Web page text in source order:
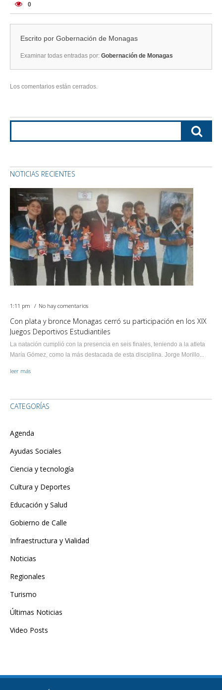
0
Escrito por Gobernación de Monagas
Examinar todas entradas por: Gobernación de Monagas
Los comentarios están cerrados.
NOTICIAS RECIENTES
1:11 pm No hay comentarios
Con plata y bronce Monagas cerró su participación en los XIX
Juegos Deportivos Estudiantiles
La natación cumplió con la presencia en seis finales, teniendo a la atleta
María Gómez, como la más destacada de esta disciplina. Jorge Morillo...
leer más
CATEGORÍAS
Agenda
Ayudas Sociales
Ciencia y tecnología
Cultura y Deportes
Educación y Salud
Gobierno de Calle
Infraestructura y Vialidad
Noticias
Regionales
Turismo
Últimas Noticias
Video Posts